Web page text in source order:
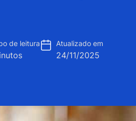
de leitura Atualizado em
24/11/2025